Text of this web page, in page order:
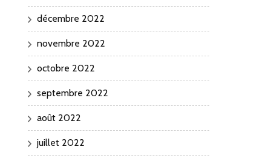
décembre 2022
novembre 2022
octobre 2022
septembre 2022
août 2022
juillet 2022